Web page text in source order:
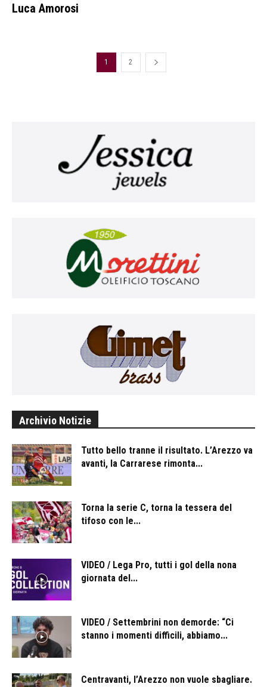
Luca Amorosi
1 2
Archivio Notizie
Tutto bello tranne il risultato. L’Arezzo va
avanti, la Carrarese rimonta...
Torna la serie C, torna la tessera del
tifoso con le...
VIDEO / Lega Pro, tutti i gol della nona
giornata del...
VIDEO / Settembrini non demorde: “Ci
stanno i momenti difficili, abbiamo...
Centravanti, l’Arezzo non vuole sbagliare.